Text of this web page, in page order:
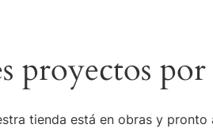
proyectos
tienda está en obras y pronto